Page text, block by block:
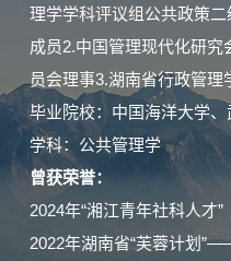
理学学科评议组公共政策二
成员2.中国管理现代化研究
员会理事3.湖南省行政管理
毕业院校：中国海洋大学、
学科：公共管理学
曾获荣誉：
2024年“湘江青年社科人才”
2022年湖南省“芙蓉计划